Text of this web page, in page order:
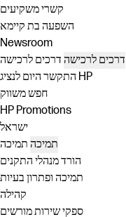
קשרי משקיעים
השפעה בת קיימא
Newsroom
דרכים לרכישה
התקשר היום לנציג HP
חפש משווק
HP Promotions
ישראל
תמיכה
הורד מנהלי התקנים
תמיכה ופתרון בעיות
קהילה
ספקי שירות מורשים